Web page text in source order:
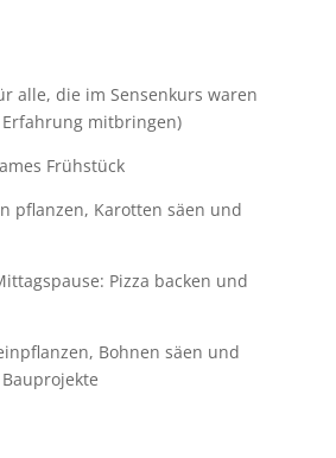
alle, die im Sensenkurs waren
mitbringen)
Frühstück
pflanzen, Karotten säen und
Pizza backen und
Bohnen säen und